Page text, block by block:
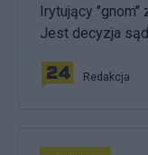
Irytujący "gnom"
Jest decyzja
Redakcja